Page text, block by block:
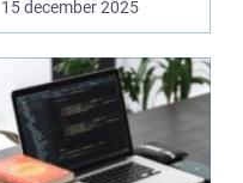
15 december 2025